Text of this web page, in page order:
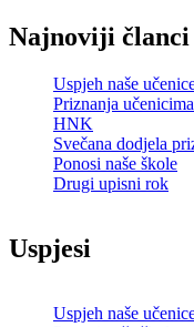
Najnoviji članci
Uspjeh naše
Priznanja
HNK
Svečana dodjela
Ponosi naše škole
Drugi upisni rok
Uspjesi
Uspjeh naše